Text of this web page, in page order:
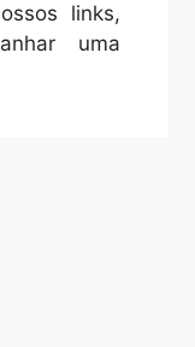
links,
uma